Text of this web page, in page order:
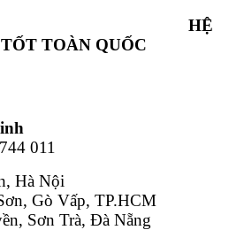
HỆ
TOÀN QUỐC
Nội
Chí Minh
011
Ba Đình, Hà Nội
Sơn, Gò Vấp, TP.HCM
Trà, Đà Nẵng